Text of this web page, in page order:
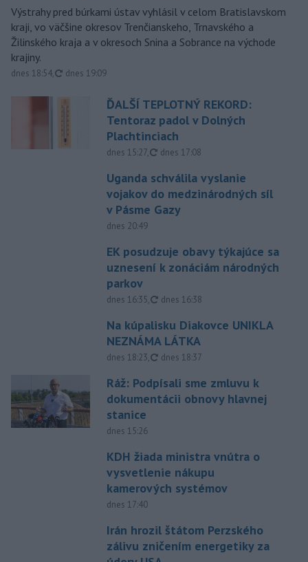
Výstrahy pred búrkami ústav vyhlásil v celom Bratislavskom
kraji, vo väčšine okresov Trenčianskeho, Trnavského a
Žilinského kraja a v okresoch Snina a Sobrance na východe
krajiny.
dnes 18:54, aktualizované
dnes 19:09
ĎALŠÍ TEPLOTNÝ REKORD:
Tentoraz padol v Dolných
Plachtinciach
dnes 15:27, aktualizované
dnes 17:08
Uganda schválila vyslanie
vojakov do medzinárodných síl
v Pásme Gazy
dnes 20:49
EK posudzuje obavy týkajúce sa
uznesení k zonáciám národných
parkov
dnes 16:35, aktualizované
dnes 16:38
Na kúpalisku Diakovce UNIKLA
NEZNÁMA LÁTKA
dnes 18:23, aktualizované
dnes 18:37
Ráž: Podpísali sme zmluvu k
dokumentácii obnovy hlavnej
stanice
dnes 15:26
KDH žiada ministra vnútra o
vysvetlenie nákupu
kamerových systémov
dnes 17:40
Irán hrozil štátom Perzského
zálivu zničením energetiky za